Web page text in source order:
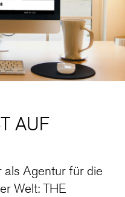
AUF
als Agentur für die
Welt: THE